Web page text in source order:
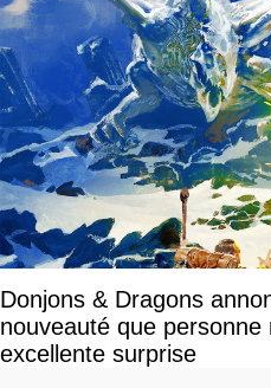
Donjons & Dragons
nouveauté que
excellente surprise